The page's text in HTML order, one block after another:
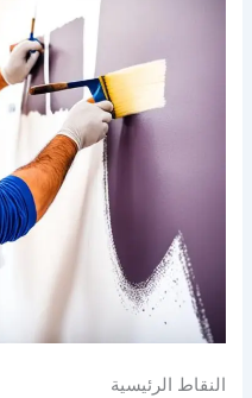
النقاط الرئيسية